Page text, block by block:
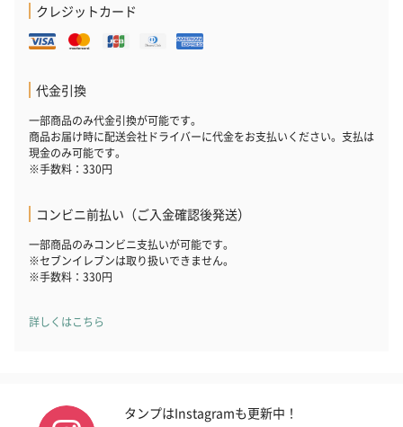
クレジットカード
代金引換
一部商品のみ代金引換が可能です。
商品お届け時に配送会社ドライバーに代金をお支払いください。支払は
現金のみ可能です。
※手数料：330円
コンビニ前払い（ご入金確認後発送）
一部商品のみコンビニ支払いが可能です。
※セブンイレブンは取り扱いできません。
※手数料：330円
詳しくはこちら
タンプはInstagramも更新中！